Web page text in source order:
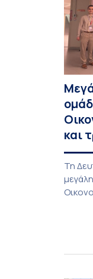
και
Τη
Για